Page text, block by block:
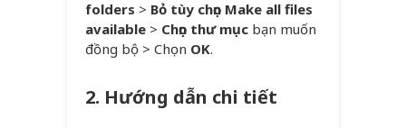
folders > Bỏ tùy chọn Make all files
available > Chọn thư mục bạn muốn
đồng bộ > Chọn OK.
2. Hướng dẫn chi tiết